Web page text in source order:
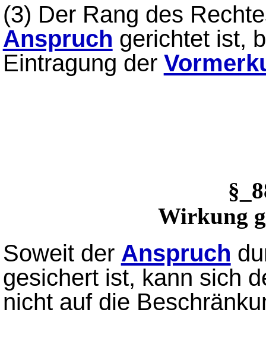
(3) Der Rang des
Anspruch gerichtet ist,
Eintragung der
Wirkung
Soweit der Anspruch
gesichert ist, kann sich
nicht auf die